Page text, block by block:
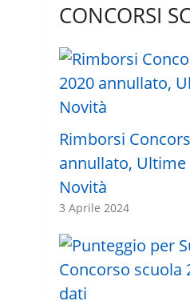
CONCORSI
Rimborsi
annullato, Ultime
Novità
3 Aprile 2024